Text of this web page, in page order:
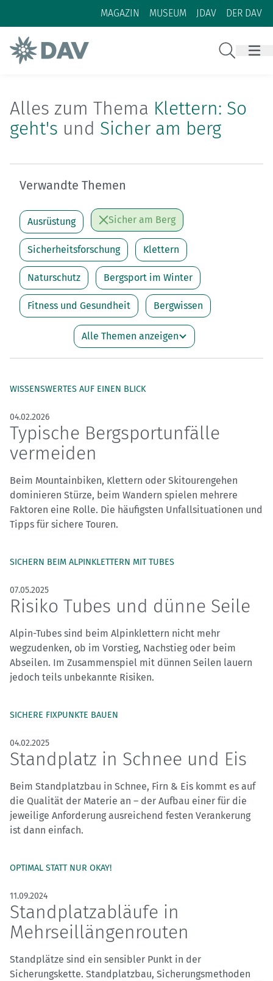
Zum Inhalt
Zur Footer-Navigation
MAGAZIN MUSEUM JDAV DER DAV
Alles zum Thema Klettern: So
geht's und Sicher am berg
Verwandte Themen
Ausrüstung Sicher am Berg
Sicherheitsforschung Klettern
Naturschutz Bergsport im Winter
Fitness und Gesundheit Bergwissen
Alle Themen anzeigen
WISSENSWERTES AUF EINEN BLICK
04.02.2026
Typische Bergsportunfälle
vermeiden
Beim Mountainbiken, Klettern oder Skitourengehen
dominieren Stürze, beim Wandern spielen mehrere
Faktoren eine Rolle. Die häufigsten Unfallsituationen und
Tipps für sichere Touren.
SICHERN BEIM ALPINKLETTERN MIT TUBES
07.05.2025
Risiko Tubes und dünne Seile
Alpin-Tubes sind beim Alpinklettern nicht mehr
wegzudenken, ob im Vorstieg, Nachstieg oder beim
Abseilen. Im Zusammenspiel mit dünnen Seilen lauern
jedoch teils unbekannte Risiken.
SICHERE FIXPUNKTE BAUEN
04.02.2025
Standplatz in Schnee und Eis
Beim Standplatzbau in Schnee, Firn & Eis kommt es auf
die Qualität der Materie an – der Aufbau einer für die
jeweilige Anforderung ausreichend festen Verankerung
ist dann einfach.
OPTIMAL STATT NUR OKAY!
11.09.2024
Standplatzabläufe in
Mehrseillängenrouten
Standplätze sind ein sensibler Punkt in der
Sicherungskette. Standplatzbau, Sicherungsmethoden